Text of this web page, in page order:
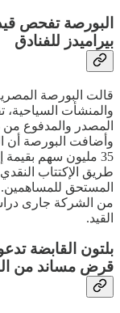
البورصة تفحص
بيراميدز للفنادق
قالت البورصة
والمنشأت
طريق الإكتتاب
المستحق
من الشركة جارى
القيد.
بلتون القابضة
قرض مساند من